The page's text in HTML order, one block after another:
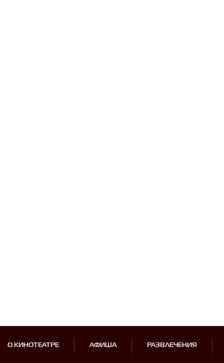
О КИНОТЕАТРЕ АФИША РАЗВЛЕЧЕНИЯ